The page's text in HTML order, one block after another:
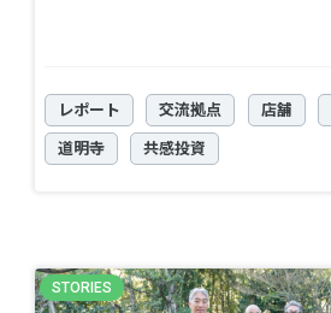
レポート 交流拠点 店舗
道明寺 共感投資